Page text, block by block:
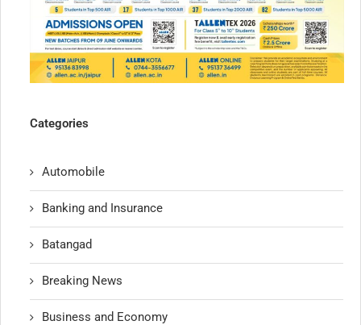
Categories
Automobile
Banking and Insurance
Batangad
Breaking News
Business and Economy